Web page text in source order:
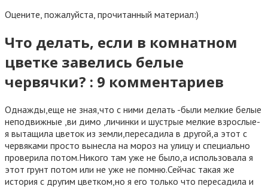
Оцените, пожалуйста, прочитанный материал:)
Что делать, если в комнатном
цветке завелись белые
червячки? : 9 комментариев
Однажды,еще не зная,что с ними делать -были мелкие белые
неподвижные ,ви димо ,личинки и шустрые мелкие взрослые-
я вытащила цветок из земли,пересадила в другой,а этот с
червяками просто вынесла на мороз на улицу и специально
проверила потом.Никого там уже не было,а использовала я
этот грунт потом или не уже не помню.Сейчас такая же
история с другим цветком,но я его только что пересадила и